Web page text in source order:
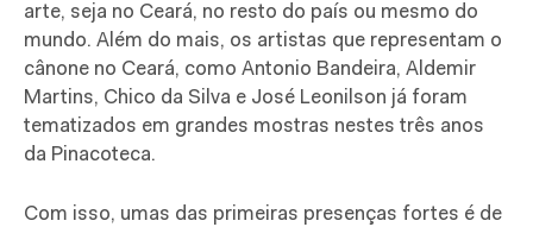
arte, seja no Ceará, no resto do país ou mesmo do
mundo. Além do mais, os artistas que representam o
cânone no Ceará, como Antonio Bandeira, Aldemir
Martins, Chico da Silva e José Leonilson já foram
tematizados em grandes mostras nestes três anos
da Pinacoteca.
Com isso, umas das primeiras presenças fortes é de